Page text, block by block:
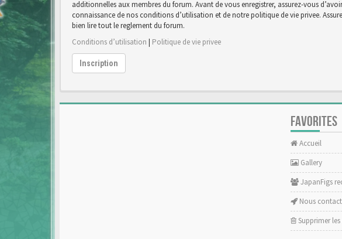
additionnelles aux membres du forum. Avant de vous enregistrer, assurez-vous
connaissance de nos conditions d’utilisation et de notre politique de vie privee.
bien lire tout le reglement du forum.
Conditions d’utilisation | Politique de vie privee
Inscription
FAVORITES
Accueil
Gallery
JapanFigs
Nous
Supprimer